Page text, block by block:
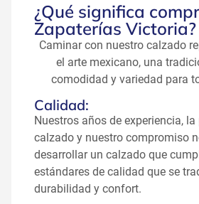
¿Qué significa
Zapaterías Victoria?
Caminar con nuestro calzado
el arte mexicano, una
comodidad y variedad para
Calidad:
Nuestros años de experiencia, la
calzado y nuestro compromiso
desarrollar un calzado que
estándares de calidad que se
durabilidad y confort.